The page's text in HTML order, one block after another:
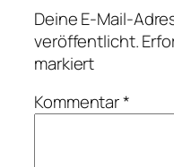
Deine E-Mail-
veröffentlicht.
markiert
Kommentar*